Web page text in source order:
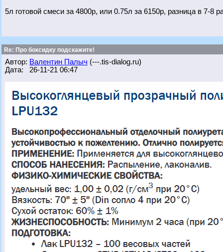
5л готовой смеси за 4800р, или 0.75л за 6150р, разница в 7-8
Re: Про боксидку подскажите!
Автор: Валентин Палыч (---.tis-dialog.ru)
Дата: 26-11-21 06:47